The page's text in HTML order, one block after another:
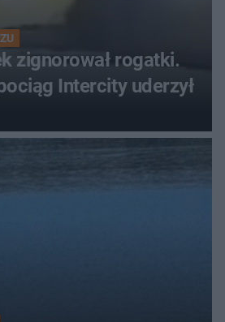
zignorował rogatki.
Intercity uderzył